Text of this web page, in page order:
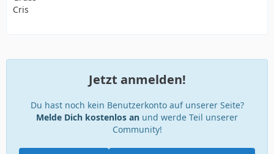
Cris
Jetzt anmelden!
Du hast noch kein Benutzerkonto auf unserer Seite?
Melde Dich kostenlos an und werde Teil unserer
Community!